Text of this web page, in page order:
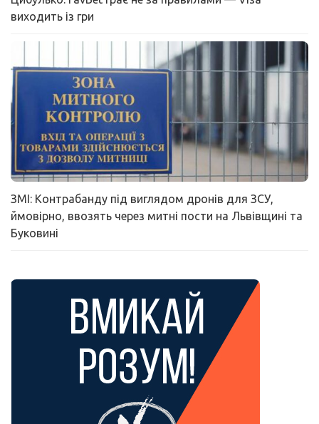
виходить із гри
ЗМІ: Контрабанду під виглядом дронів для ЗСУ,
ймовірно, ввозять через митні пости на Львівщині та
Буковині